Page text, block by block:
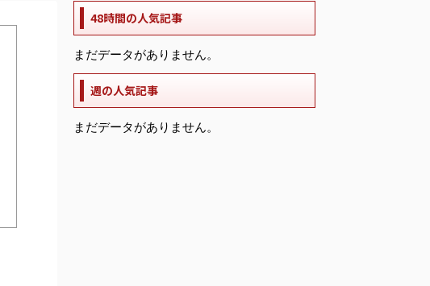
48時間の人気記事
まだデータがありません。
週の人気記事
まだデータがありません。